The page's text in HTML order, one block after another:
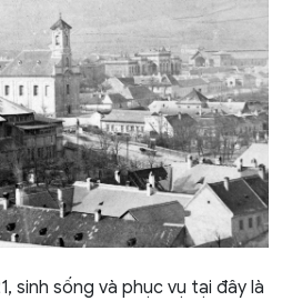
sinh sống và phục vụ tại đây là